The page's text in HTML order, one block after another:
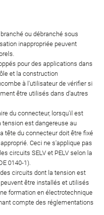
ou débranché sous
inappropriée peuvent
pour des applications dans
et la construction
à l'utilisateur de vérifier si
être utilisés dans d'autres
du connecteur, lorsqu'il est
est dangereuse au
tête du connecteur doit être fixé
Ceci ne s'applique pas
circuits SELV et PELV selon la
0140-1).
circuits dont la tension est
être installés et utilisés
formation en électrotechnique
compte des réglementations